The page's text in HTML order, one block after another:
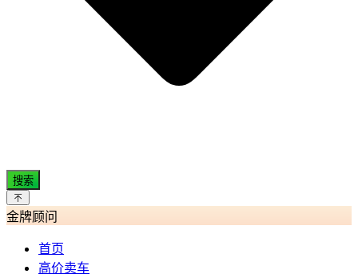
搜索
金牌顾问
首页
高价卖车